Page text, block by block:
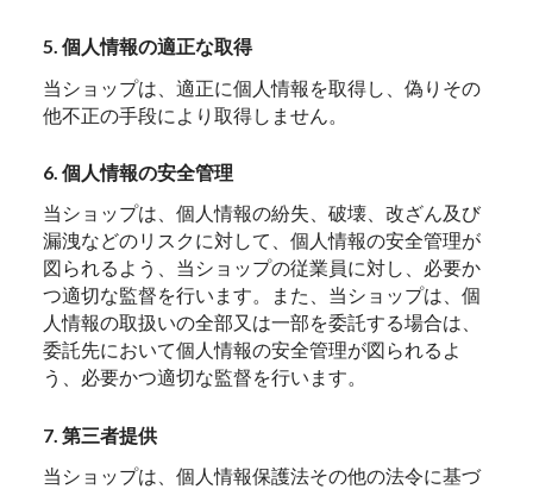
5. 個人情報の適正な取得
当ショップは、適正に個人情報を取得し、偽りその
他不正の手段により取得しません。
6. 個人情報の安全管理
当ショップは、個人情報の紛失、破壊、改ざん及び
漏洩などのリスクに対して、個人情報の安全管理が
図られるよう、当ショップの従業員に対し、必要か
つ適切な監督を行います。また、当ショップは、個
人情報の取扱いの全部又は一部を委託する場合は、
委託先において個人情報の安全管理が図られるよ
う、必要かつ適切な監督を行います。
7. 第三者提供
当ショップは、個人情報保護法その他の法令に基づ